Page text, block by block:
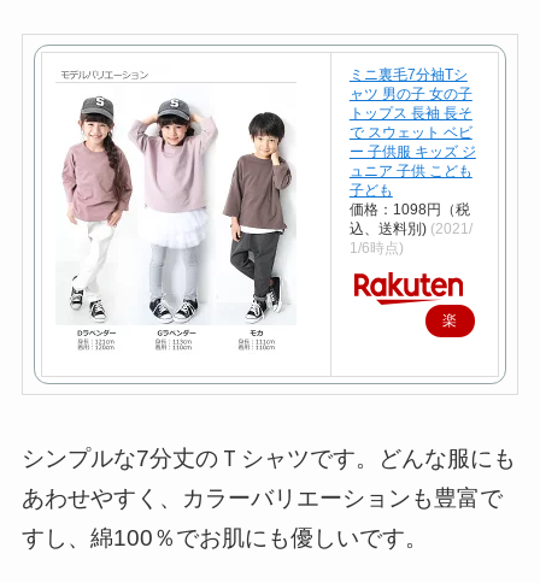
ミニ裏毛7分袖Tシ
ャツ 男の子 女の子
トップス 長袖 長そ
で スウェット ベビ
ー 子供服 キッズ ジ
ュニア 子供 こども
子ども
価格：1098円（税
込、送料別) (2021/
1/6時点)
楽
で
入
シンプルな7分丈のＴシャツです。どんな服にも
あわせやすく、カラーバリエーションも豊富で
すし、綿100％でお肌にも優しいです。